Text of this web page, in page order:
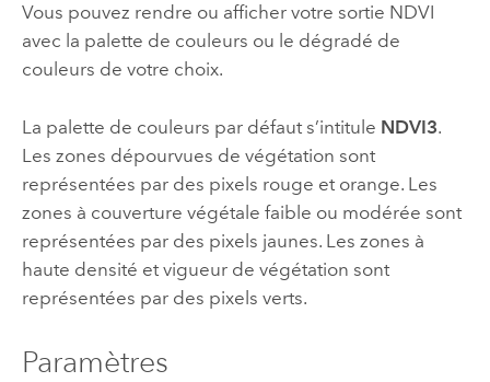
Vous pouvez rendre ou afficher votre sortie NDVI
avec la palette de couleurs ou le dégradé de
couleurs de votre choix.
La palette de couleurs par défaut s’intitule NDVI3.
Les zones dépourvues de végétation sont
représentées par des pixels rouge et orange. Les
zones à couverture végétale faible ou modérée sont
représentées par des pixels jaunes. Les zones à
haute densité et vigueur de végétation sont
représentées par des pixels verts.
Paramètres